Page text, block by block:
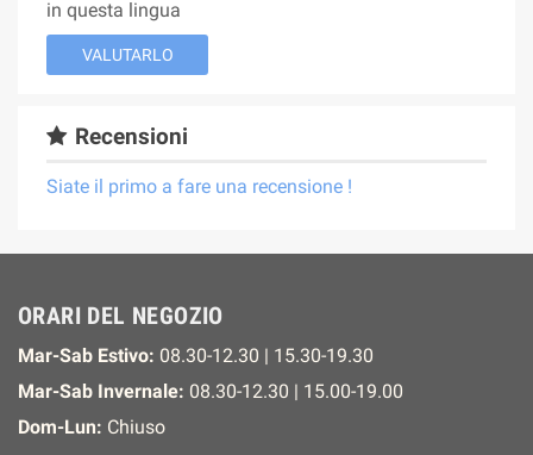
in questa lingua
VALUTARLO
Recensioni
Siate il primo a fare una recensione !
ORARI DEL NEGOZIO
Mar-Sab Estivo: 08.30-12.30 | 15.30-19.30
Mar-Sab Invernale: 08.30-12.30 | 15.00-19.00
Dom-Lun: Chiuso